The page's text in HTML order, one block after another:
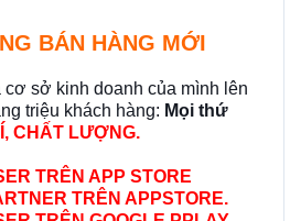
BÁN HÀNG MỚI
cơ sở kinh doanh của mình lên
triệu khách hàng: Mọi thứ
CHẤT LƯỢNG.
TRÊN APP STORE
TRÊN APPSTORE.